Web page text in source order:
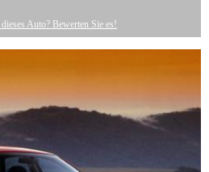
dieses Auto? Bewerten Sie es!